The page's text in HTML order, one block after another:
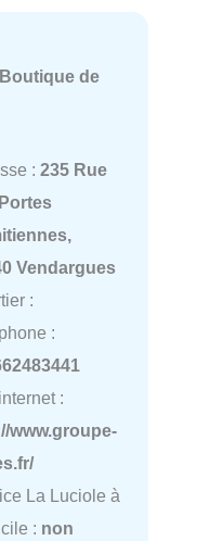
Boutique de
: 235 Rue
Vendargues
:
:
:
www.groupe-
La Luciole à
: non